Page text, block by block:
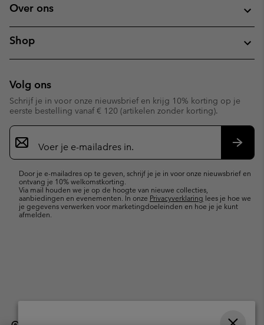
Over ons
Shop
Volg ons
Schrijf je in voor onze nieuwsbrief en krijg 10% korting op je
eerste bestelling vanaf € 120 (artikelen zonder korting).
Aanmelden
voor
e-
Door je e-mailadres op te geven, schrijf je je in voor onze nieuwsbrief en
ontvang je 10% welkomstkorting.
Via mail houden we je op de hoogte van nieuwe collecties,
aanbiedingen en evenementen. In onze Privacyverklaring lees je hoe we
je gegevens verwerken voor marketingdoeleinden en hoe je je kunt
afmelden.